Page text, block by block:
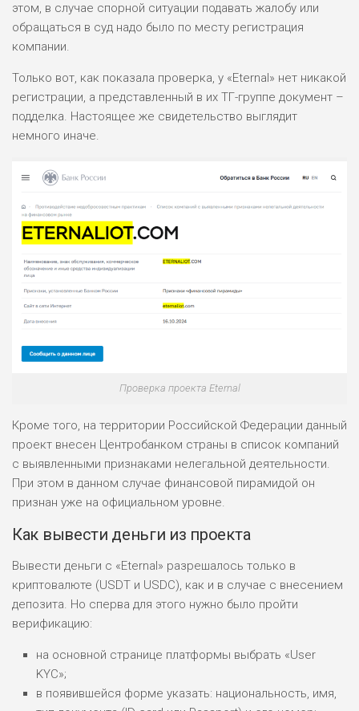
этом, в случае спорной ситуации подавать жалобу или
обращаться в суд надо было по месту регистрация
компании.
Только вот, как показала проверка, у «Eternal» нет никакой
регистрации, а представленный в их ТГ-группе документ –
подделка. Настоящее же свидетельство выглядит
немного иначе.
Проверка проекта Eternal
Кроме того, на территории Российской Федерации данный
проект внесен Центробанком страны в список компаний
с выявленными признаками нелегальной деятельности.
При этом в данном случае финансовой пирамидой он
признан уже на официальном уровне.
Как вывести деньги из проекта
Вывести деньги с «Eternal» разрешалось только в
криптовалюте (USDT и USDC), как и в случае с внесением
депозита. Но сперва для этого нужно было пройти
верификацию:
на основной странице платформы выбрать «User
KYC»;
в появившейся форме указать: национальность, имя,